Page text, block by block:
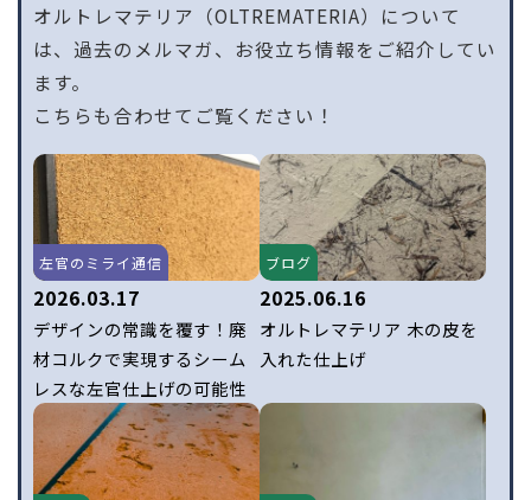
オルトレマテリア（OLTREMATERIA）について
は、過去のメルマガ、お役立ち情報をご紹介してい
ます。
こちらも合わせてご覧ください！
左官のミライ通信
2026.03.17
デザインの常識を覆す！廃
材コルクで実現するシーム
レスな左官仕上げの可能性
ブログ
2025.06.16
オルトレマテリア 木の皮を
入れた仕上げ